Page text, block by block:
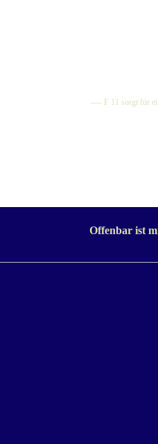
---- F 11 sorgt für
Offenbar ist